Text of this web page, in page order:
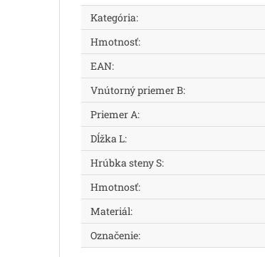
Kategória:
Hmotnosť:
EAN:
Vnútorný priemer B:
Priemer A:
Dĺžka L:
Hrúbka steny S:
Hmotnosť:
Materiál:
Označenie: